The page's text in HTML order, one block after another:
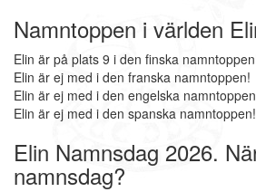
Namntoppen i världen
Elin är på plats 9 i den finska
Elin är ej med i den franska namntoppen!
Elin är ej med i den engelska
Elin är ej med i den spanska namntoppen!
Elin Namnsdag 2026.
namnsdag?